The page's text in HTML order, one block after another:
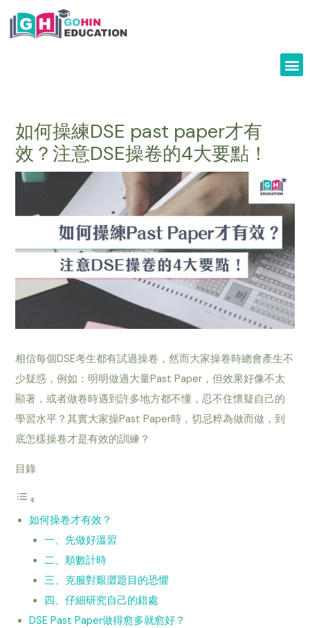
Skip
如何操練DSE past paper才有
效？注意DSE操卷的4大要點！
相信每個DSE考生都有試過操卷，然而大家操卷時總會產生不
少疑惑，例如：明明做過大量Past Paper，但效果好像不太
顯著，或者做卷時遇到許多地方都不懂，忍不住懷疑自己的
學習水平？其實大家操Past Paper時，切忌粹為做而做，到
底怎樣操卷才是有效的訓練？
目錄
如何操卷才有效？
一、先做好溫習
二、順數計時
三、克服對艱澀題目的恐懼
四、仔細研究自己的錯處
DSE Past Paper做得愈多就愈好？